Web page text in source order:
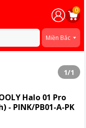
0
Miền Bắc
1/1
Halo 01 Pro
- PINK/PB01-A-PK